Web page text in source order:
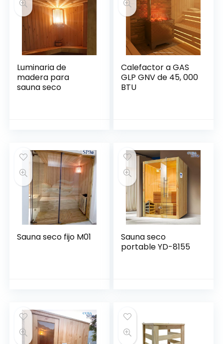
Luminaria de
madera para
sauna seco
Calefactor a GAS
GLP GNV de 45, 000
BTU
Sauna seco fijo M01
Sauna seco
portable YD-8155